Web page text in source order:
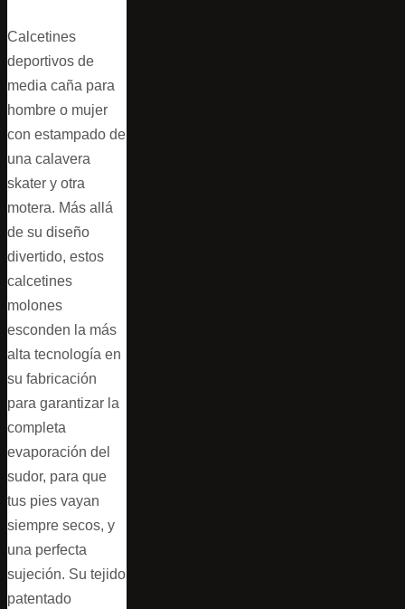
Calcetines
deportivos de
media caña para
hombre o mujer
con estampado de
una calavera
skater y otra
motera. Más allá
de su diseño
divertido, estos
calcetines
molones
esconden la más
alta tecnología en
su fabricación
para garantizar la
completa
evaporación del
sudor, para que
tus pies vayan
siempre secos, y
una perfecta
sujeción. Su tejido
patentado